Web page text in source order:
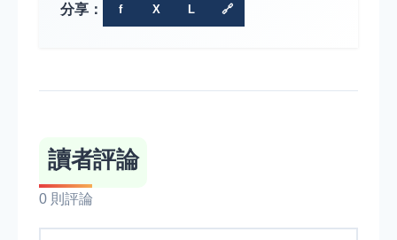
分享： f X L 🔗
讀者評論
0 則評論